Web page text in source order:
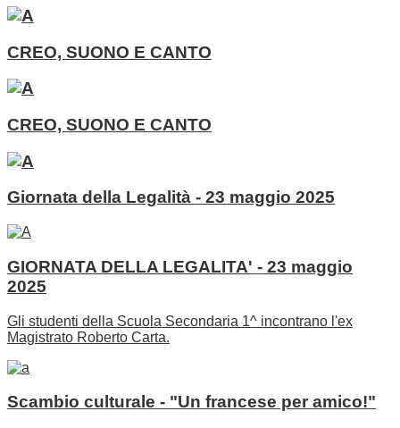
CREO, SUONO E CANTO
CREO, SUONO E CANTO
Giornata della Legalità - 23 maggio 2025
GIORNATA DELLA LEGALITA' - 23 maggio
2025
Gli studenti della Scuola Secondaria 1^ incontrano l'ex
Magistrato Roberto Carta.
Scambio culturale - "Un francese per amico!"